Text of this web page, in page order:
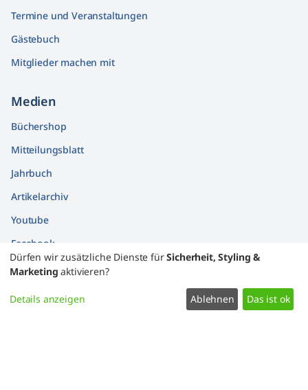
Termine und Veranstaltungen
Gästebuch
Mitglieder machen mit
Medien
Büchershop
Mitteilungsblatt
Jahrbuch
Artikelarchiv
Youtube
Facebook
Findbücher
Widerrufsformular
Dürfen wir zusätzliche Dienste fürSicherheit, Styling &
Marketing aktivieren?
Details anzeigen Ablehnen Das ist ok